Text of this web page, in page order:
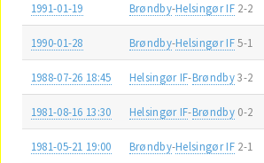
1991-01-19 Brøndby-Helsingør IF 2-2
1990-01-28 Brøndby-Helsingør IF5-1
1988-07-26 18:45 Helsingør IF-Brøndby3-2
1981-08-16 13:30 Helsingør IF-Brøndby 0-2
1981-05-21 19:00 Brøndby-Helsingør IF 2-1